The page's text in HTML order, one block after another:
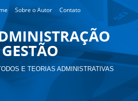
Sobre o Autor Contato
E TEORIAS ADMINISTRATIVAS